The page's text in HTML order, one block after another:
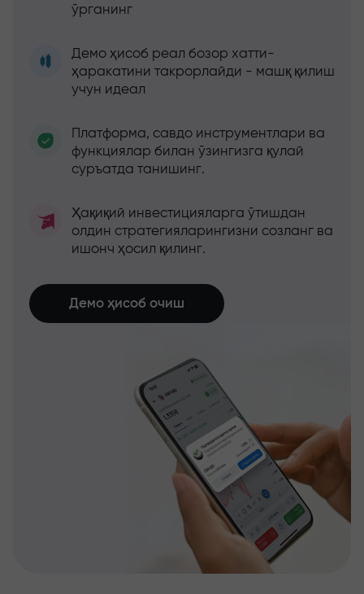
ўрганинг
Демо ҳисоб реал бозор хатти-
ҳаракатини такрорлайди - машқ қилиш
учун идеал
Платформа, савдо инструментлари ва
функциялар билан ўзингизга қулай
суръатда танишинг.
Ҳақиқий инвестицияларга ўтишдан
олдин стратегияларингизни созланг ва
ишонч ҳосил қилинг.
Демо ҳисоб очиш